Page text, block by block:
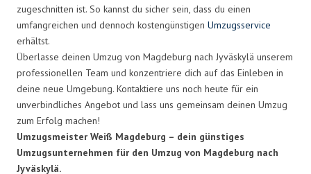
zugeschnitten ist. So kannst du sicher sein, dass du einen
umfangreichen und dennoch kostengünstigen Umzugsservice
erhältst.
Überlasse deinen Umzug von Magdeburg nach Jyväskylä unserem
professionellen Team und konzentriere dich auf das Einleben in
deine neue Umgebung. Kontaktiere uns noch heute für ein
unverbindliches Angebot und lass uns gemeinsam deinen Umzug
zum Erfolg machen!
Umzugsmeister Weiß Magdeburg – dein günstiges
Umzugsunternehmen für den Umzug von Magdeburg nach
Jyväskylä.